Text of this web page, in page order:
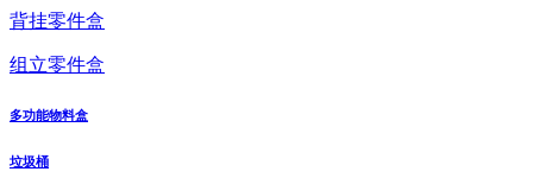
背挂零件盒
组立零件盒
多功能物料盒
垃圾桶